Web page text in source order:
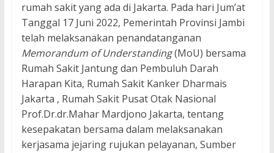
rumah sakit yang ada di Jakarta. Pada hari Jum’at
Tanggal 17 Juni 2022, Pemerintah Provinsi Jambi
telah melaksanakan penandatanganan
Memorandum of Understanding(MoU) bersama
Rumah Sakit Jantung dan Pembuluh Darah
Harapan Kita, Rumah Sakit Kanker Dharmais
Jakarta , Rumah Sakit Pusat Otak Nasional
Prof.Dr.dr.Mahar Mardjono Jakarta, tentang
kesepakatan bersama dalam melaksanakan
kerjasama jejaring rujukan pelayanan, Sumber